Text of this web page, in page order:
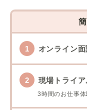
オンライン
現場トライ
3時間のお仕事